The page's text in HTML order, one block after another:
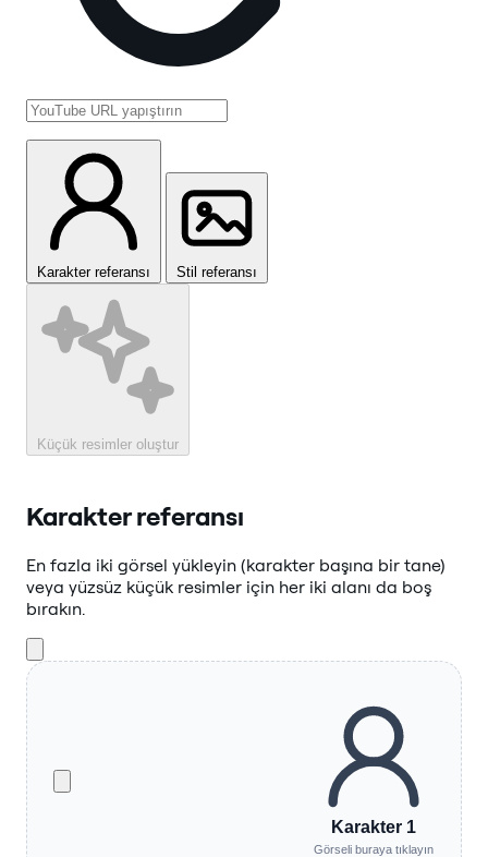
Karakter referansı Stil referansı
Küçük resimler oluştur
Karakter referansı
En fazla iki görsel yükleyin (karakter başına bir tane)
veya yüzsüz küçük resimler için her iki alanı da boş
bırakın.
Karakter 1
Görseli buraya tıklayın